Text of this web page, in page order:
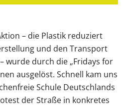
– die Plastik reduziert
und den Transport
wurde durch die „Fridays for
ausgelöst. Schnell kam uns
Schule Deutschlands
der Straße in konkretes